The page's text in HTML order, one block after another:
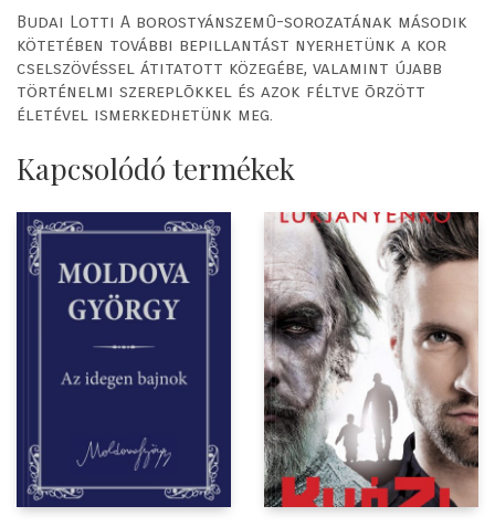
Budai Lotti A borostyánszemû-sorozatának második
kötetében további bepillantást nyerhetünk a kor
cselszövéssel átitatott közegébe, valamint újabb
történelmi szereplõkkel és azok féltve õrzött
életével ismerkedhetünk meg.
Kapcsolódó termékek